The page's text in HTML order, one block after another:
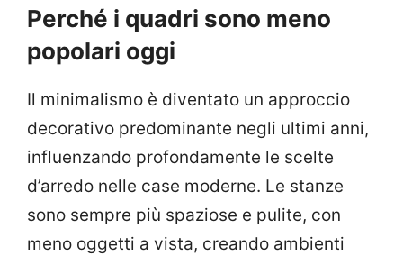
Perché i quadri sono meno
popolari oggi
Il minimalismo è diventato un approccio
decorativo predominante negli ultimi anni,
influenzando profondamente le scelte
d’arredo nelle case moderne. Le stanze
sono sempre più spaziose e pulite, con
meno oggetti a vista, creando ambienti